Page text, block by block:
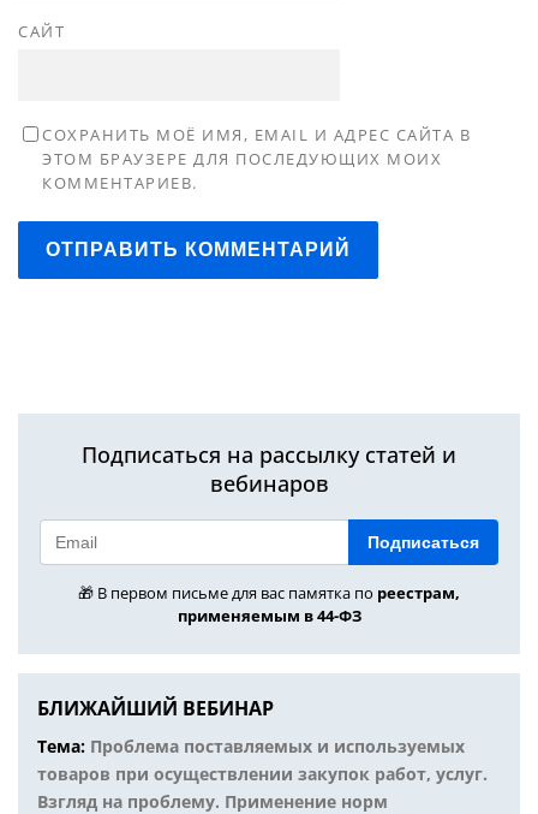
САЙТ
СОХРАНИТЬ МОЁ ИМЯ, EMAIL И АДРЕС САЙТА В
ЭТОМ БРАУЗЕРЕ ДЛЯ ПОСЛЕДУЮЩИХ МОИХ
КОММЕНТАРИЕВ.
ОТПРАВИТЬ КОММЕНТАРИЙ
Подписаться на рассылку статей и
вебинаров
Подписаться
🎁 В первом письме для вас памятка по реестрам,
применяемым в 44-ФЗ
БЛИЖАЙШИЙ ВЕБИНАР
Тема: Проблема поставляемых и используемых
товаров при осуществлении закупок работ, услуг.
Взгляд на проблему. Применение норм